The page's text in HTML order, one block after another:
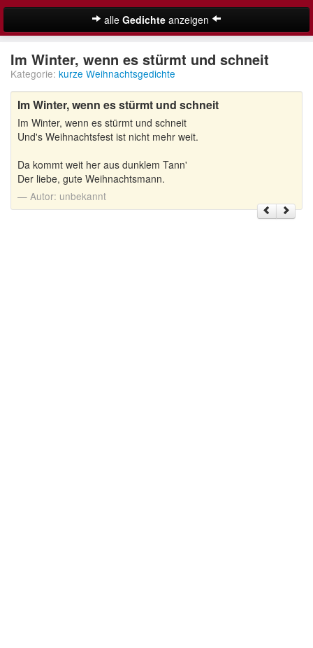
alle Gedichte anzeigen
Adventsgedichte
Besinnliche Weihnachtsgedichte
Kurze Weihnachtsgedichte
Lustige Weihnachtsgedichte
Schöne Weihnachtsgedichte
Im Winter, wenn es stürmt und schneit
Kategorie: kurze Weihnachtsgedichte
Im Winter, wenn es stürmt und schneit
Im Winter, wenn es stürmt und schneit
Und's Weihnachtsfest ist nicht mehr weit.
Da kommt weit her aus dunklem Tann'
Der liebe, gute Weihnachtsmann.
Autor: unbekannt